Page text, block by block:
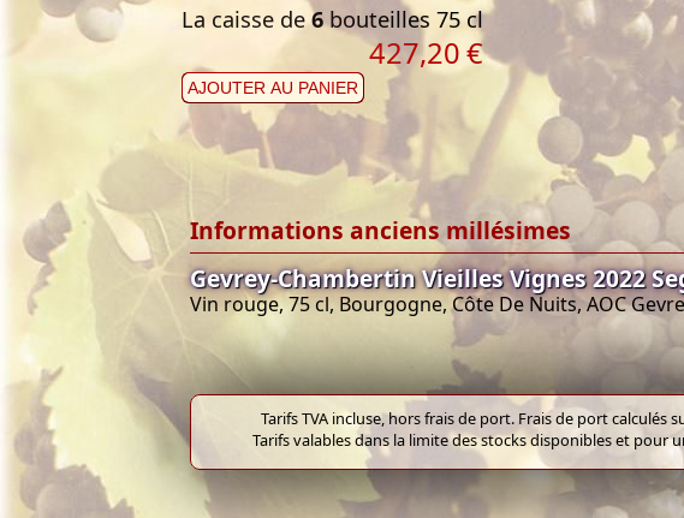
La caisse de6bouteilles 75 cl
427,20€
AJOUTER AU PANIER
Informations anciens millésimes
Gevrey-Chambertin Vieilles Vignes 2022
Vin rouge, 75 cl, Bourgogne, Côte De Nuits, AOC
Tarifs TVA incluse, hors frais de port. Frais de port calculés
Tarifs valables dans la limite des stocks disponibles et pour